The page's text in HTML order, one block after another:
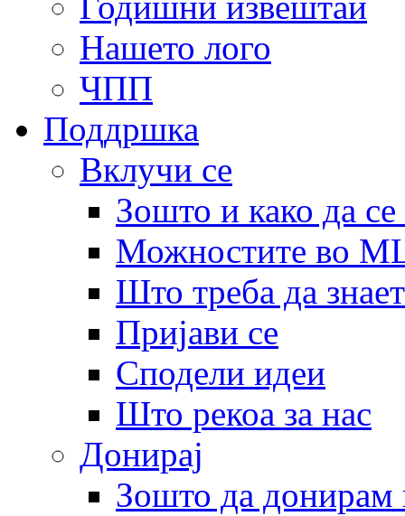
Нашето лого
ЧПП
Поддршка
Вклучи се
Зошто и како да
Можностите во
Што треба да
Пријави се
Сподели идеи
Што рекоа за нас
Донирај
Зошто да